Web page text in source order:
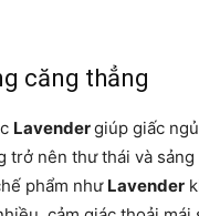
căng thẳng
Lavendergiúp giấc
trở nên thư thái và
phẩm như Lavender